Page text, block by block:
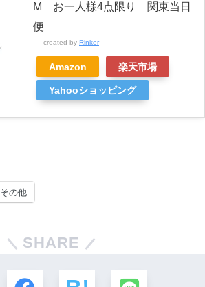
M お一人様4点限り 関東当日
便
created by Rinker
Amazon 楽天市場
Yahooショッピング
その他
SHARE